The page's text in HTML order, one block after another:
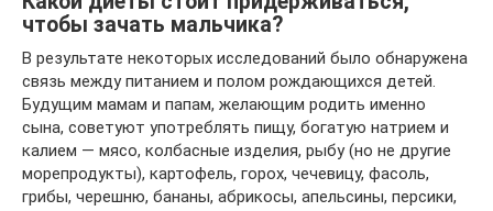
чтобы зачать мальчика?
В результате некоторых исследований было обнаружена
связь между питанием и полом рождающихся детей.
Будущим мамам и папам, желающим родить именно
сына, советуют употреблять пищу, богатую натрием и
калием — мясо, колбасные изделия, рыбу (но не другие
морепродукты), картофель, горох, чечевицу, фасоль,
грибы, черешню, бананы, абрикосы, апельсины, персики,